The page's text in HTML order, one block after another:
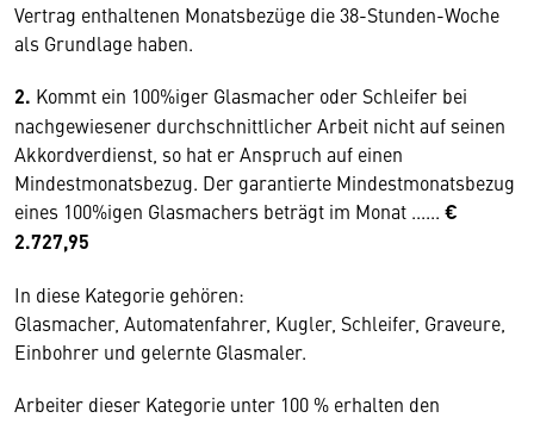
Vertrag enthaltenen Monatsbezüge die 38-Stunden-Woche
als Grundlage haben.
2. Kommt ein 100%iger Glasmacher oder Schleifer bei
nachgewiesener durchschnittlicher Arbeit nicht auf seinen
Akkordverdienst, so hat er Anspruch auf einen
Mindestmonatsbezug. Der garantierte Mindestmonatsbezug
eines 100%igen Glasmachers beträgt im Monat ...... €
2.727,95
In diese Kategorie gehören:
Glasmacher, Automatenfahrer, Kugler, Schleifer, Graveure,
Einbohrer und gelernte Glasmaler.
Arbeiter dieser Kategorie unter 100 % erhalten den